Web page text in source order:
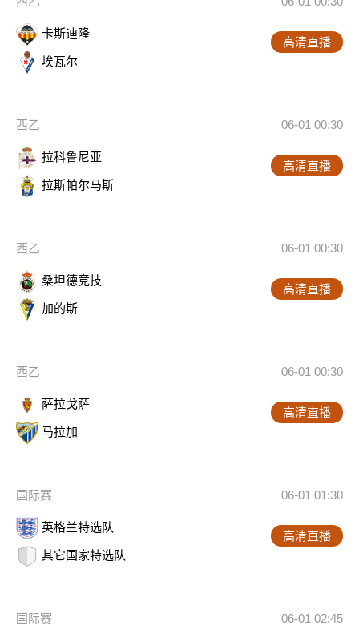
卡斯迪隆
埃瓦尔
高清直播
西乙 06-01 00:30
拉科鲁尼亚
拉斯帕尔马斯
高清直播
西乙 06-01 00:30
桑坦德竞技
加的斯
高清直播
西乙 06-01 00:30
萨拉戈萨
马拉加
高清直播
国际赛 06-01 01:30
英格兰特选队
其它国家特选队
高清直播
国际赛 06-01 02:45